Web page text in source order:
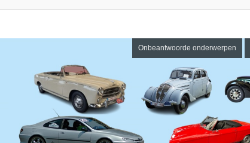
Onbeantwoorde onderwerpen